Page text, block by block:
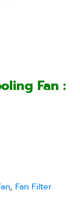
Fan :
, Fan Filter